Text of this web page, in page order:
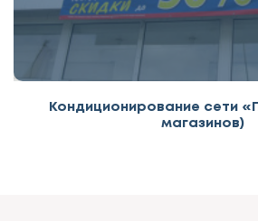
Кондиционирование сети
магазинов)